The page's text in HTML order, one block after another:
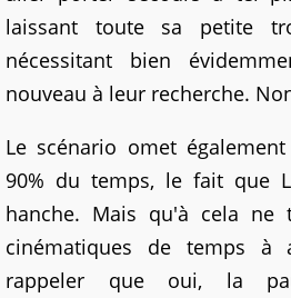
laissant toute sa petite
nécessitant bien
nouveau à leur recherche.
Le scénario omet également
90% du temps, le fait que
hanche. Mais qu'à cela ne
cinématiques de temps à
rappeler que oui, la